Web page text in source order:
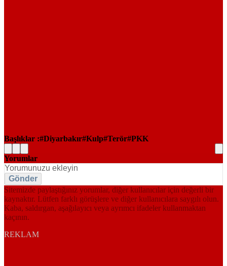
Başlıklar : Diyarbakır Kulp Terör PKK
Yorumlar
Gönder
Sitemizde paylaştığınız yorumlar, diğer kullanıcılar için değerli bir
kaynaktır. Lütfen farklı görüşlere ve diğer kullanıcılara saygılı olun.
Kaba, saldırgan, aşağılayıcı veya ayrımcı ifadeler kullanmaktan
kaçının.
REKLAM